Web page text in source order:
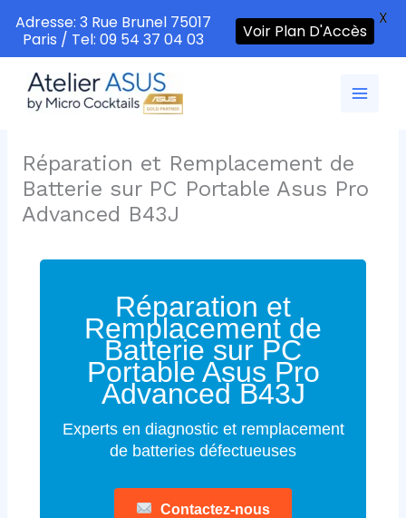
contenu
Réparation et Remplacement de
Batterie sur PC Portable Asus Pro
Advanced B43J
Réparation et
Remplacement de
Batterie sur PC
Portable Asus Pro
Advanced B43J
Experts en diagnostic et remplacement
de batteries défectueuses
Contactez-nous
Adresse: 3 Rue Brunel 75017
Paris / Tel: 09 54 37 04 03
Voir Plan D'Accès
X